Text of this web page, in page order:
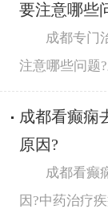
要注意哪些
成都专门
注意哪些问题
成都看癫痫
原因?
成都看癫
因?中药治疗